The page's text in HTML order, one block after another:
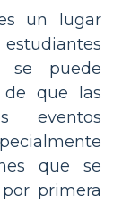
un lugar
se puede
de que las
eventos
que se
primera